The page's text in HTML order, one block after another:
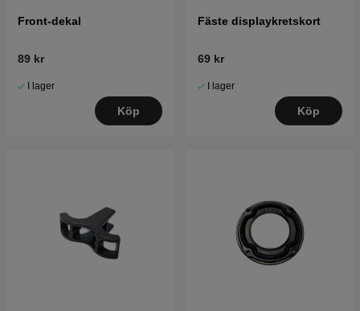
Front-dekal
89 kr
I lager
Köp
Fäste displaykretskort
69 kr
I lager
Köp